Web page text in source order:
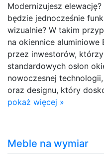
Modernizujesz
będzie jednocześnie
wizualnie? W takim
na okiennice aluminiowe
przez inwestorów,
standardowych osłon
nowoczesnej
oraz designu, który
pokaż więcej »
Meble na wymiar